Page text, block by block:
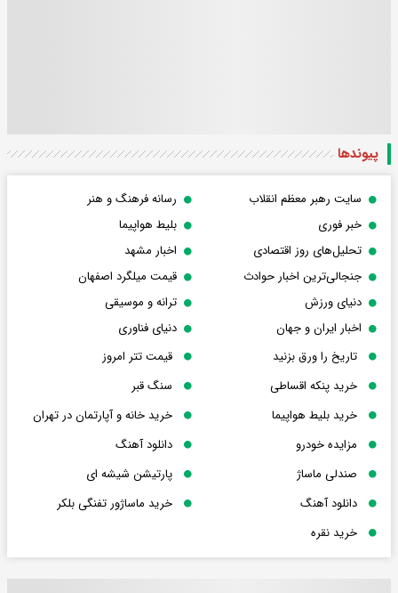
پیوندها
سایت رهبر معظم انقلاب
رسانه فرهنگ و هنر
خبر فوری
بلیط هواپیما
تحلیل‌های روز اقتصادی
اخبار مشهد
جنجالی‌ترین اخبار حوادث
قیمت میلگرد اصفهان
دنیای ورزش
ترانه و موسیقی
اخبار ایران و جهان
دنیای فناوری
تاریخ را ورق بزنید
قیمت تتر امروز
خرید پنکه اقساطی
سنگ قبر
خرید بلیط هواپیما
خرید خانه و آپارتمان در تهران
مزایده خودرو
دانلود آهنگ
صندلی ماساژ
پارتیشن شیشه ای
دانلود آهنگ
خرید ماساژور تفنگی بلکر
خرید نقره